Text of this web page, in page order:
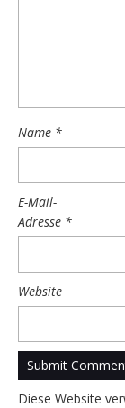
Name *
E-Mail-
Adresse *
Website
Diese Website